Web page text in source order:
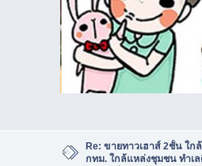
Re: ขายทาวเฮาส์ 2ชั้น ใก
กทม. ใกล้แหล่งชุมชน ทำเ